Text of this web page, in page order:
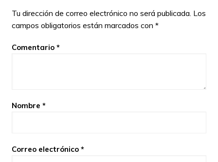
Tu dirección de correo electrónico no será publicada. Los
campos obligatorios están marcados con *
Comentario *
Nombre *
Correo electrónico *